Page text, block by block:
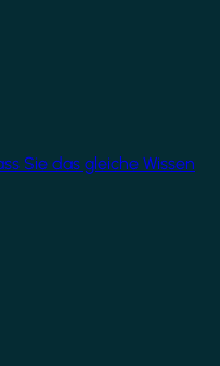
Sie das gleiche Wissen